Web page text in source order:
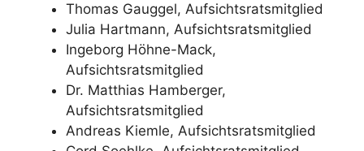
Thomas Gauggel, Aufsichtsratsmitglied
Julia Hartmann, Aufsichtsratsmitglied
Ingeborg Höhne-Mack,
Aufsichtsratsmitglied
Dr. Matthias Hamberger,
Aufsichtsratsmitglied
Andreas Kiemle, Aufsichtsratsmitglied